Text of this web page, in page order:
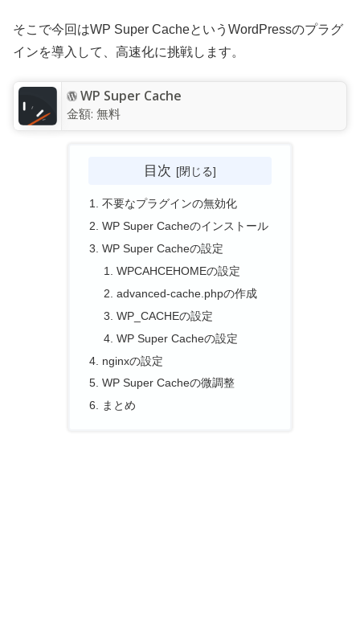
そこで今回はWP Super CacheというWordPressのプラグ
インを導入して、高速化に挑戦します。
WP Super Cache
金額: 無料
目次
不要なプラグインの無効化
WP Super Cacheのインストール
WP Super Cacheの設定
WPCAHCEHOMEの設定
advanced-cache.phpの作成
WP_CACHEの設定
WP Super Cacheの設定
nginxの設定
WP Super Cacheの微調整
まとめ